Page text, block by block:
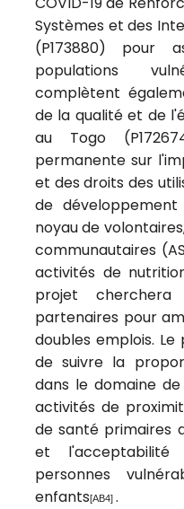
Systèmes et des
(P173880) pour
populations
complètent
de la qualité et de
au Togo
permanente sur
et des droits des
de
noyau de
communautaires
activités de
projet
partenaires pour
doubles emplois. Le
de suivre la
dans le domaine
activités de
de santé primaires
et
personnes
enfants[AB4] .